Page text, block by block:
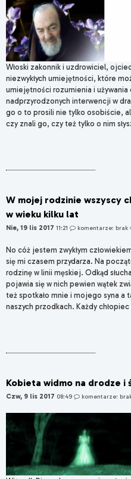
Włoski zakonnik i uzdrowiciel, ojciec
niezwykłych umiejętności, które
umiejętności rozumienia i
nadprzyrodzonych interwencji w
go o to prosili nie tylko osobiście,
czy znali go, czy też tylko o nim
W mojej rodzinie wszyscy
w wieku kilku lat
Nie, 19 lis 2017 11:21 komentarze: brak
No cóż jestem zwykłym
się mi czasem przydarza. Na
rodzinę w linii męskiej. Odkąd
pojawia się w nich pewien wątek
też spotkało mnie i mojego syna a
naszych przodkach. Każdy
Kobieta widmo na drodze i
Czw, 9 lis 2017 08:49 komentarze: